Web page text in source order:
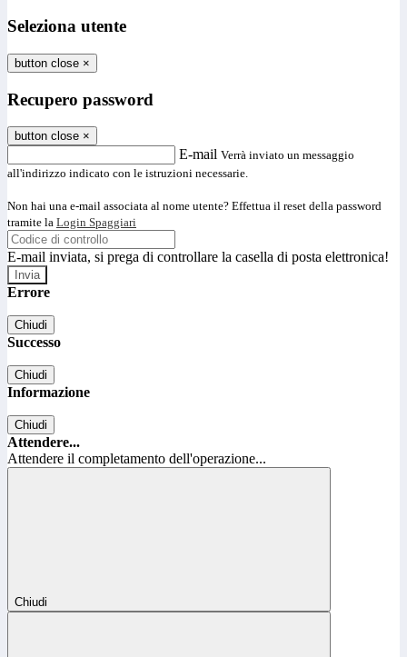
Seleziona utente
button close ×
Recupero password
button close ×
E-mail Verrà inviato un messaggio
all'indirizzo indicato con le istruzioni necessarie.
Non hai una e-mail associata al nome utente? Effettua il reset della password
tramite la Login Spaggiari
E-mail inviata, si prega di controllare la casella di posta elettronica!
Errore
Chiudi
Successo
Chiudi
Informazione
Chiudi
Attendere...
Attendere il completamento dell'operazione...
Chiudi